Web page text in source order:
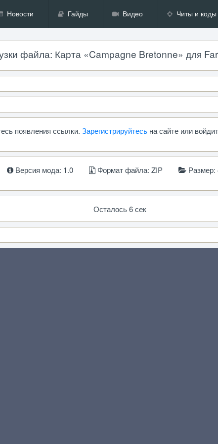
Новости Гайды Видео Читы и коды
файла: Карта «Campagne Bretonne» для
появления ссылки. Зарегистрируйтесьна сайте или
Версия мода: 1.0 Формат файла: ZIP Размер:
Осталось 5 сек